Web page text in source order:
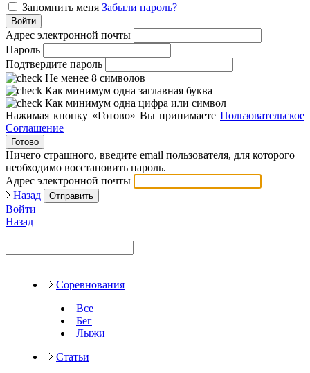
Запомнить меня Забыли пароль?
Войти
Адрес электронной почты
Пароль
Подтвердите пароль
Не менее 8 символов
Как минимум одна заглавная буква
Как минимум одна цифра или символ
Нажимая кнопку «Готово» Вы принимаете Пользовательское
Соглашение
Готово
Ничего страшного, введите email пользователя, для которого
необходимо восстановить пароль.
Адрес электронной почты
Назад
Отправить
Войти
Назад
Соревнования
Все
Бег
Лыжи
Статьи